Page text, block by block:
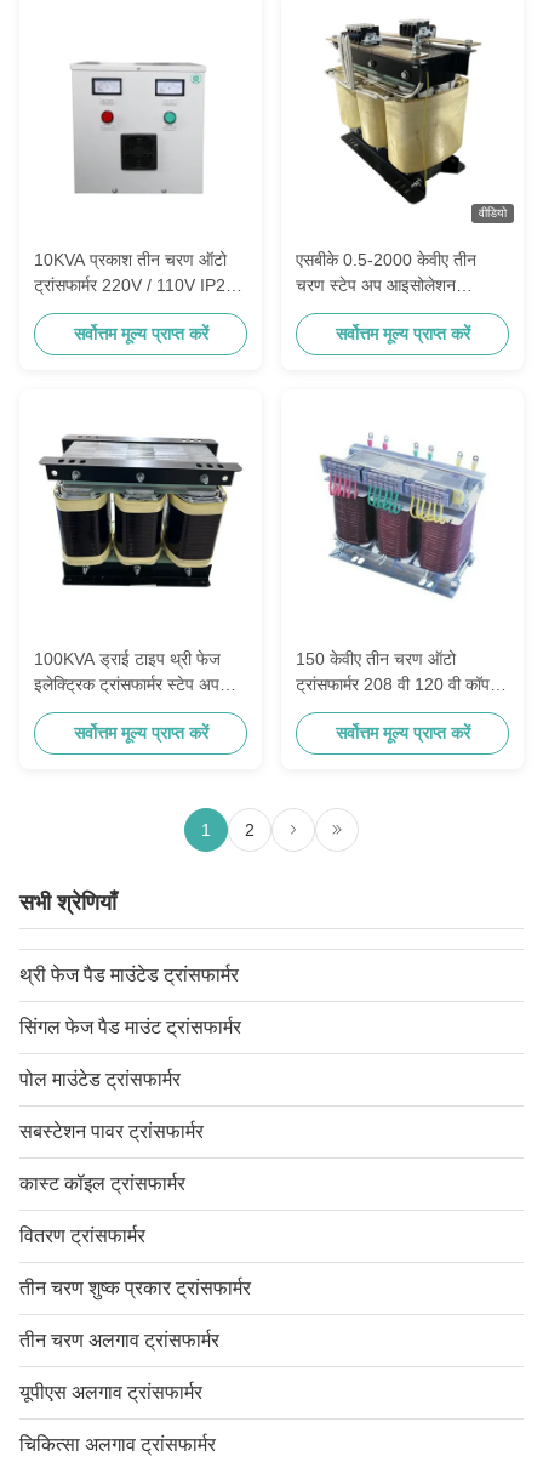
10KVA प्रकाश तीन चरण ऑटो
ट्रांसफार्मर 220V / 110V IP23 /
NEMA 1
सर्वोत्तम मूल्य प्राप्त करें
वीडियो
एसबीके 0.5-2000 केवीए तीन
चरण स्टेप अप आइसोलेशन
ट्रांसफार्मर 220V से 380V 400V
440V 480Vसर्वोत्तम मूल्य प्राप्त करें
100KVA ड्राई टाइप थ्री फेज
इलेक्ट्रिक ट्रांसफार्मर स्टेप अप
स्टेप डाउन 380V 240V
सर्वोत्तम मूल्य प्राप्त करें
150 केवीए तीन चरण ऑटो
ट्रांसफार्मर 208 वी 120 वी कॉपर
150 डिग्री
सर्वोत्तम मूल्य प्राप्त करें
1 2
सभी श्रेणियाँ
थ्री फेज पैड माउंटेड ट्रांसफार्मर
सिंगल फेज पैड माउंट ट्रांसफार्मर
पोल माउंटेड ट्रांसफार्मर
सबस्टेशन पावर ट्रांसफार्मर
कास्ट कॉइल ट्रांसफार्मर
वितरण ट्रांसफार्मर
तीन चरण शुष्क प्रकार ट्रांसफार्मर
तीन चरण अलगाव ट्रांसफार्मर
यूपीएस अलगाव ट्रांसफार्मर
चिकित्सा अलगाव ट्रांसफार्मर